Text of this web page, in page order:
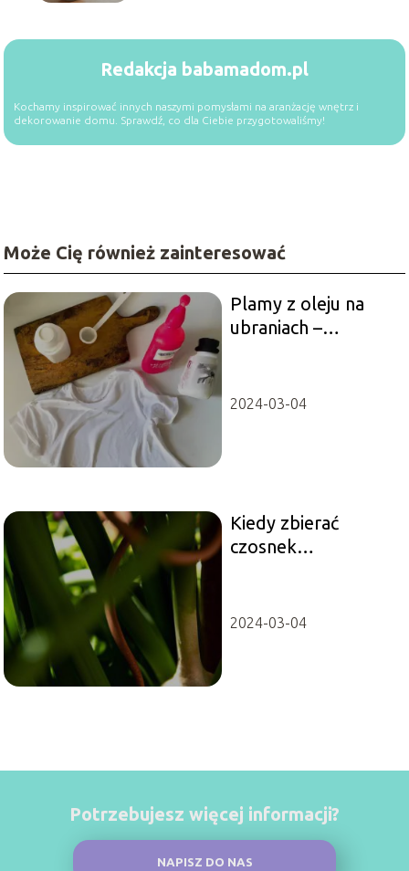
Redakcja babamadom.pl
Kochamy inspirować innych naszymi pomysłami na aranżację wnętrz i
dekorowanie domu. Sprawdź, co dla Ciebie przygotowaliśmy!
Może Cię również zainteresować
Plamy z oleju na
ubraniach –
2024-03-04
Kiedy zbierać
czosnek
2024-03-04
Potrzebujesz więcej informacji?
NAPISZ DO NAS